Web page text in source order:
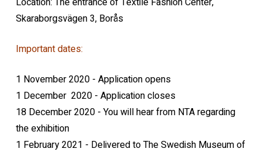
Skaraborgsvägen 3, Borås
Important dates:
1 November 2020 - Application opens
1 December 2020 - Application closes
18 December 2020 - You will hear from NTA regarding
the exhibition
1 February 2021 - Delivered to The Swedish Museum of